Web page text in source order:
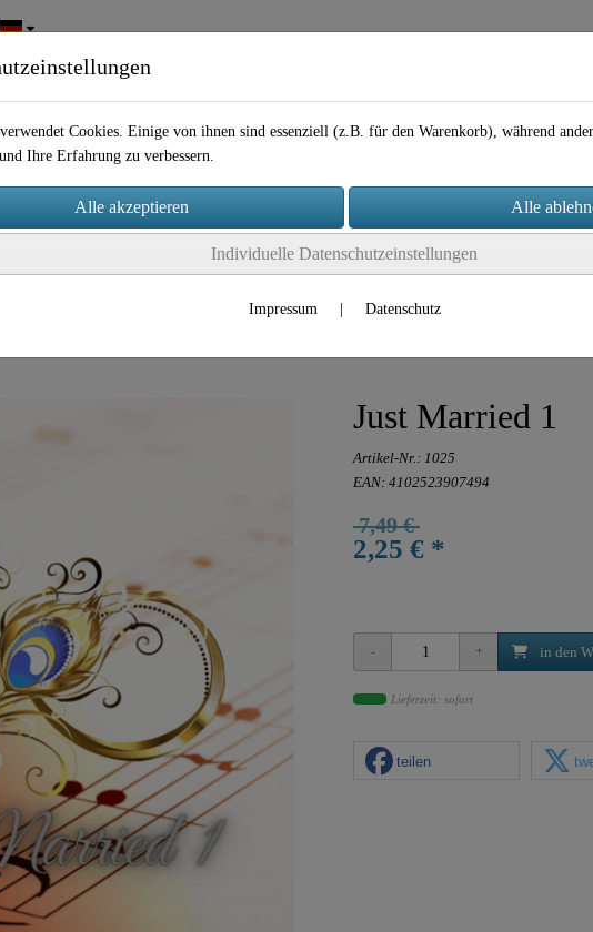
AGB Kontakt
Just Married 1
Artikel-Nr.: 1025
EAN: 4102523907494
7,49 €
2,25 € *
in den
Lieferzeit: sofort
teilen
Cookies. Einige von ihnen sind essenziell (z.B. für den Warenkorb), während
Ihre Erfahrung zu verbessern.
Individuelle Datenschutzeinstellungen
Impressum Datenschutz